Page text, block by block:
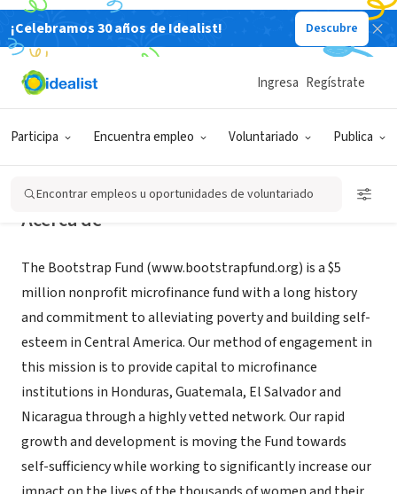
¡Celebramos 30 años de Idealist! Descubre
Participa Encuentra empleo Voluntariado Publica
Ingresa Regístrate
Encontrar empleos u oportunidades de voluntariado
ORGANIZACIÓN SIN FIN DE LUCRO
Bootstrap Fund
Acerca de
The Bootstrap Fund (www.bootstrapfund.org) is a $5
million nonprofit microfinance fund with a long history
and commitment to alleviating poverty and building self-
esteem in Central America. Our method of engagement in
this mission is to provide capital to microfinance
institutions in Honduras, Guatemala, El Salvador and
Nicaragua through a highly vetted network. Our rapid
growth and development is moving the Fund towards
self-sufficiency while working to significantly increase our